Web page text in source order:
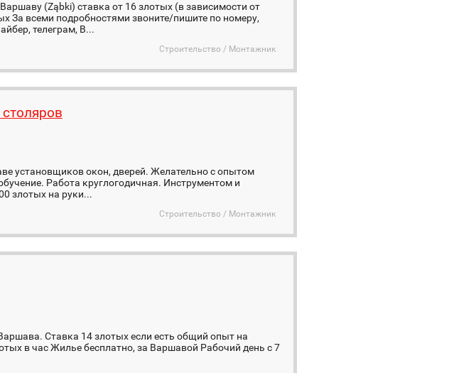
(Ząbki) ставка от 16 злотых (в зависимости от
За всеми подробностями звоните/пишите по номеру,
телеграм, В...
Строительство / Монтажник
установщиков окон, дверей. Желательно с опытом
Работа круглогодичная. Инструментом и
злотых на руки...
Строительство / Монтажник
Ставка 14 злотых если есть общий опыт на
в час Жилье бесплатно, за Варшавой Рабочий день с 7